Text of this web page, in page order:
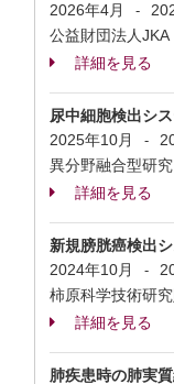
2026年4月
-
公益財団法人JKA
詳細を見る
尿中細胞検出シ
2025年10月
-
異分野融合型研
詳細を見る
新規膀胱癌検出
2024年10月
-
柿原科学技術研
詳細を見る
肺疾患時の肺実